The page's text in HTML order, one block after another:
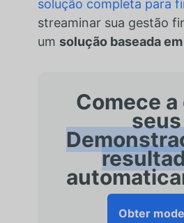
solução completa para
streaminar sua gestão
um solução baseada
Comece
seus
Obter